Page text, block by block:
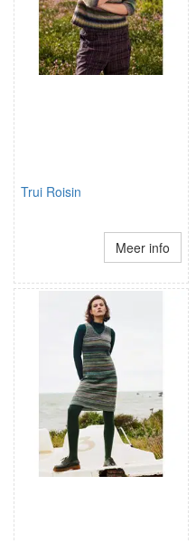
Trui Roisin
Meer info